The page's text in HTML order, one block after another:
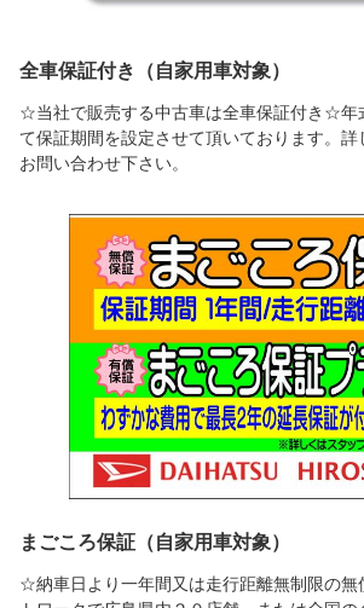
全車保証付き（自家用車対象）
☆当社で販売する中古車は全車保証付き☆年
て保証期間を設定させて頂いております。
お問い合わせ下さい。
まごころ保証（自家用車対象）
☆納車日より一年間又は走行距離無制限の